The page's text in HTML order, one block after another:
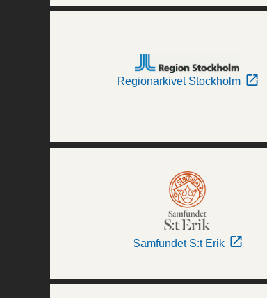
Regionarkivet Stockholm
Samfundet S:t Erik